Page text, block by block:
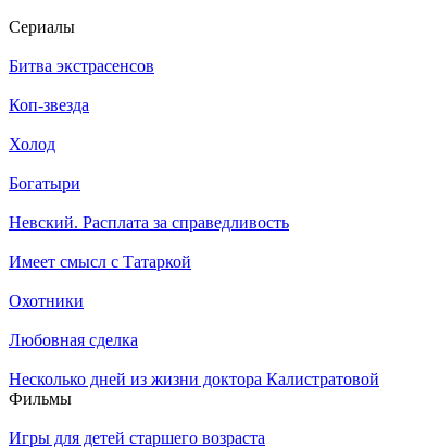
Се­риа­лы
Битва экстрасенсов
Коп-звезда
Холод
Богатыри
Невский. Расплата за справедливость
Имеет смысл с Татаркой
Охотники
Любовная сделка
Несколько дней из жизни доктора Калистратовой
Филь­мы
Игры для детей старшего возраста